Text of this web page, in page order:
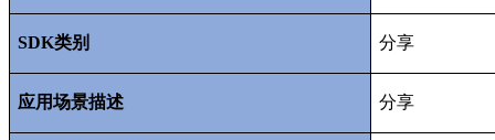
SDK类别 分享
应用场景描述 分享